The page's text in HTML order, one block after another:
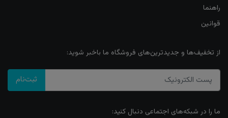
راهنما
قوانین
از تخفیف‌ها و جدیدترین‌های فروشگاه ما باخبر شوید:
ثبت‌نام
ما را در شبکه‌های اجتماعی دنبال کنید: